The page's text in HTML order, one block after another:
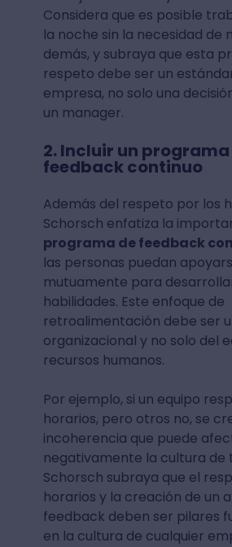
Considera que es posible
la noche sin la necesidad de
demás, y subraya que esta
respeto debe ser un
empresa, no solo una
un manager.
2. Incluir un programa
feedback continuo
Además del respeto por los
Schorsch enfatiza la
programa de feedback
las personas puedan
mutuamente para
habilidades. Este enfoque de
retroalimentación debe ser
organizacional y no solo del
recursos humanos.
Por ejemplo, si un equipo
horarios, pero otros no, se
incoherencia que puede
negativamente la cultura de
Schorsch subraya que el
horarios y la creación de un
feedback deben ser pilares
en la cultura de cualquier